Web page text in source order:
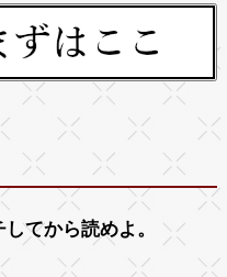
してから読めよ。